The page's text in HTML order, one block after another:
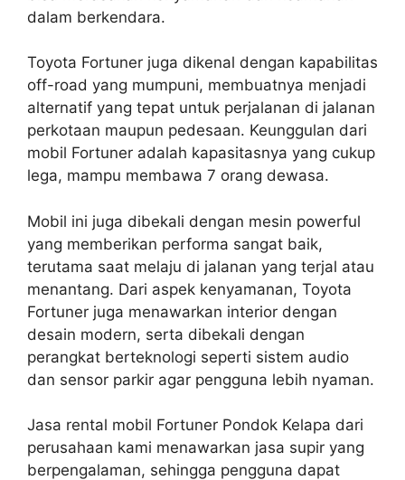
dalam berkendara.
Toyota Fortuner juga dikenal dengan kapabilitas
off-road yang mumpuni, membuatnya menjadi
alternatif yang tepat untuk perjalanan di jalanan
perkotaan maupun pedesaan. Keunggulan dari
mobil Fortuner adalah kapasitasnya yang cukup
lega, mampu membawa 7 orang dewasa.
Mobil ini juga dibekali dengan mesin powerful
yang memberikan performa sangat baik,
terutama saat melaju di jalanan yang terjal atau
menantang. Dari aspek kenyamanan, Toyota
Fortuner juga menawarkan interior dengan
desain modern, serta dibekali dengan
perangkat berteknologi seperti sistem audio
dan sensor parkir agar pengguna lebih nyaman.
Jasa rental mobil Fortuner Pondok Kelapa dari
perusahaan kami menawarkan jasa supir yang
berpengalaman, sehingga pengguna dapat